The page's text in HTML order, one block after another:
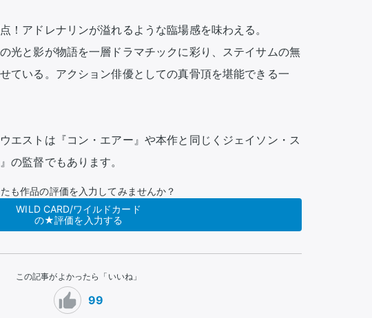
！アドレナリンが溢れるような臨場感を味わえる。
光と影が物語を一層ドラマチックに彩り、ステイサムの無
ている。アクション俳優としての真骨頂を堪能できる一
エストは『コン・エアー』や本作と同じくジェイソン・ス
の監督でもあります。
も作品の評価を入力してみませんか？
WILD CARD/ワイルドカード
の★評価を入力する
この記事がよかったら「いいね」
99